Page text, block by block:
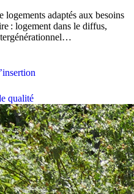
logements adaptés aux besoins
: logement dans le diffus,
qualité